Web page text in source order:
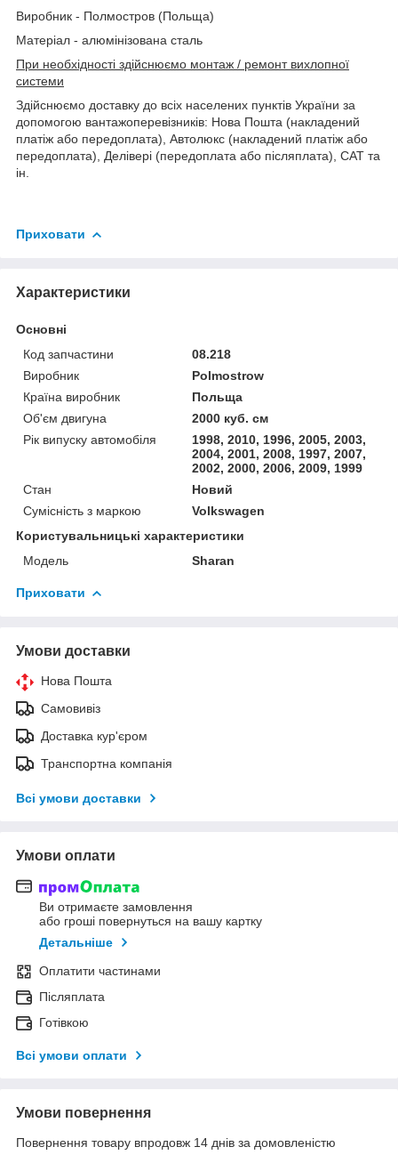
Виробник - Полмостров (Польща)
Матеріал - алюмінізована сталь
При необхідності здійснюємо монтаж / ремонт вихлопної
системи
Здійснюємо доставку до всіх населених пунктів України за
допомогою вантажоперевізників: Нова Пошта (накладений
платіж або передоплата), Автолюкс (накладений платіж або
передоплата), Делівері (передоплата або післяплата), САТ та
ін.
Приховати
Характеристики
Основні
Код запчастини
08.218
Виробник
Polmostrow
Країна виробник
Польща
Об'єм двигуна
2000 куб. см
Рік випуску автомобіля
1998, 2010, 1996, 2005, 2003,
2004, 2001, 2008, 1997, 2007,
2002, 2000, 2006, 2009, 1999
Стан
Новий
Сумісність з маркою
Volkswagen
Користувальницькі характеристики
Мoдель
Sharan
Приховати
Умови доставки
Нова Пошта
Самовивіз
Доставка кур'єром
Транспортна компанія
Всі умови доставки
Умови оплати
Ви отримаєте замовлення
або гроші повернуться на вашу картку
Детальніше
Оплатити частинами
Післяплата
Готівкою
Всі умови оплати
Умови повернення
Повернення товару впродовж 14 днів за домовленістю